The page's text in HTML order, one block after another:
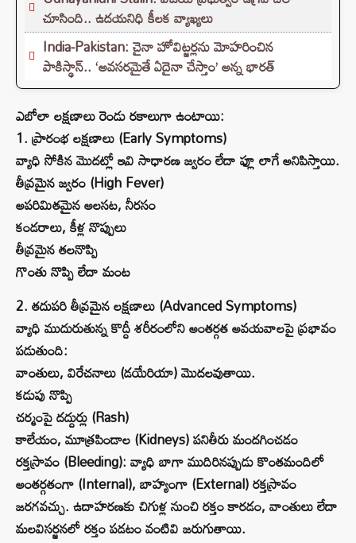
చూసింది.. ఉదయనిధి కీలక వ్యాఖ్యలు
India-Pakistan: చైనా హోవిట్జర్లను మోహరించిన
పాకిస్థాన్.. ‘అవసరమైతే ఏదైనా చేస్తాం’ అన్న భారత్
ఎబోలా లక్షణాలు రెండు రకాలుగా ఉంటాయి:
1. ప్రారంభ లక్షణాలు (Early Symptoms)
వ్యాధి సోకిన మొదట్లో ఇవి సాధారణ జ్వరం లేదా ఫ్లూ లాగే అనిపిస్తాయి.
తీవ్రమైన జ్వరం (High Fever)
అపరిమితమైన అలసట, నీరసం
కండరాలు, కీళ్ల నొప్పులు
తీవ్రమైన తలనొప్పి
గొంతు నొప్పి లేదా మంట
2. తదుపరి తీవ్రమైన లక్షణాలు (Advanced Symptoms)
వ్యాధి ముదురుతున్న కొద్దీ శరీరంలోని అంతర్గత అవయవాలపై ప్రభావం
పడుతుంది:
వాంతులు, విరేచనాలు (డయేరియా) మొదలవుతాయి.
కడుపు నొప్పి
చర్మంపై దద్దుర్లు (Rash)
కాలేయం, మూత్రపిండాల (Kidneys) పనితీరు మందగించడం
రక్తస్రావం (Bleeding): వ్యాధి బాగా ముదిరినప్పుడు కొంతమందిలో
అంతర్గతంగా (Internal), బాహ్యంగా (External) రక్తస్రావం
జరగవచ్చు. ఉదాహరణకు చిగుళ్ల నుంచి రక్తం కారడం, వాంతులు లేదా
మలవిసర్జనలో రక్తం పడటం వంటివి జరుగుతాయి.